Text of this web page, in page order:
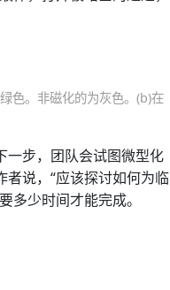
色。非磁化的为灰色。(b)在
一步，团队会试图微型化
者说，“应该探讨如何为临
多少时间才能完成。